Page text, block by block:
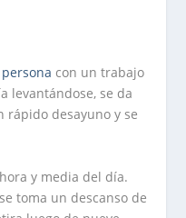
persona con un trabajo
levantándose, se da
rápido desayuno y se
y media del día.
toma un descanso de